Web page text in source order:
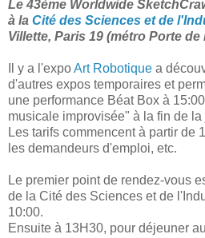
Le 43ème Worldwide
à la Cité des Sciences et de
Villette, Paris 19 (métro Porte de
Il y a l'expoArt Robotique a
d'autres expos temporaires et
une performance Béat Box à
musicale improvisée" à la fin de
Les tarifs commencent à partir de
les demandeurs d'emploi, etc.
Le premier point de rendez-vous
de la Cité des Sciences et de
10:00.
Ensuite à 13H30, pour déjeuner au